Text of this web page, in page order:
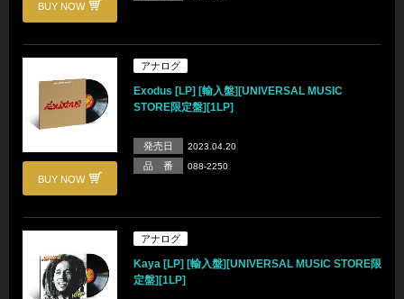
BUY NOW
BUY NOW
アナログ
Exodus [LP] [輸入盤][UNIVERSAL MUSIC
STORE限定盤][1LP]
発売日 2023.04.20
品 番 088-2250
アナログ
Kaya [LP] [輸入盤][UNIVERSAL MUSIC STORE限
定盤][1LP]